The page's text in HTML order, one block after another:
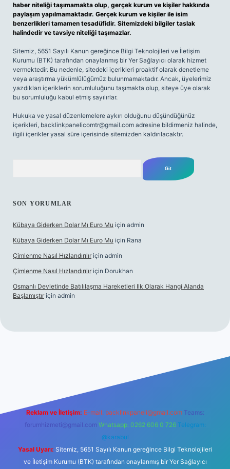
haber niteliği taşımamakta olup, gerçek kurum ve kişiler hakkında
paylaşım yapılmamaktadır. Gerçek kurum ve kişiler ile isim
benzerlikleri tamamen tesadüfidir. Sitemizdeki bilgiler taslak
halindedir ve tavsiye niteliği taşımazlar.
Sitemiz, 5651 Sayılı Kanun gereğince Bilgi Teknolojileri ve İletişim
Kurumu (BTK) tarafından onaylanmış bir Yer Sağlayıcı olarak hizmet
vermektedir. Bu nedenle, sitedeki içerikleri proaktif olarak denetleme
veya araştırma yükümlülüğümüz bulunmamaktadır. Ancak, üyelerimiz
yazdıkları içeriklerin sorumluluğunu taşımakta olup, siteye üye olarak
bu sorumluluğu kabul etmiş sayılırlar.
Hukuka ve yasal düzenlemelere aykırı olduğunu düşündüğünüz
içerikleri, backlinkpanelicomtr@gmail.com adresine bildirmeniz halinde,
ilgili içerikler yasal süre içerisinde sitemizden kaldırılacaktır.
SON YORUMLAR
Kübaya Giderken Dolar Mı Euro Mu için admin
Kübaya Giderken Dolar Mı Euro Mu için Rana
Çimlenme Nasıl Hızlandırılır için admin
Çimlenme Nasıl Hızlandırılır için Dorukhan
Osmanlı Devletinde Batılılaşma Hareketleri Ilk Olarak Hangi Alanda
Başlamıştır için admin
Reklam ve İletişim: E-mail: backlinkpaneli@gmail.com Teams:
forumhizmeti@gmail.com Whatsapp: 0262 606 0 726 Telegram:
@karabul
Yasal Uyarı: Sitemiz, 5651 Sayılı Kanun gereğince Bilgi Teknolojileri
ve İletişim Kurumu (BTK) tarafından onaylanmış bir Yer Sağlayıcı